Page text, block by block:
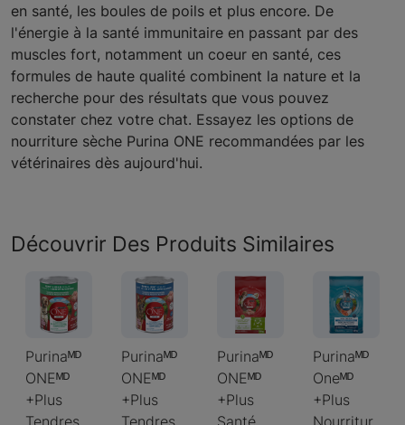
en santé, les boules de poils et plus encore. De
l'énergie à la santé immunitaire en passant par des
muscles fort, notamment un coeur en santé, ces
formules de haute qualité combinent la nature et la
recherche pour des résultats que vous pouvez
constater chez votre chat. Essayez les options de
nourriture sèche Purina ONE recommandées par les
vétérinaires dès aujourd'hui.
Découvrir Des Produits Similaires
Purinaᴹᴰ
ONEᴹᴰ
+Plus
Purinaᴹᴰ
ONEᴹᴰ
+Plus
Purinaᴹᴰ
ONEᴹᴰ
+Plus
Purinaᴹᴰ
Oneᴹᴰ
+Plus